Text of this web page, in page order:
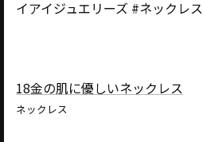
イアイジュエリーズ #ネックレス
18金の肌に優しいネックレス
ネックレス